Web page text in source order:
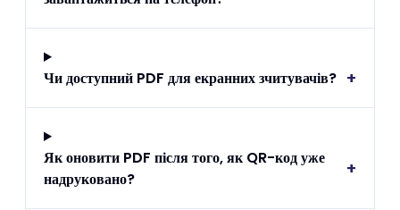
Чи доступний PDF для екранних зчитувачів? +
Як оновити PDF після того, як QR-код уже
надруковано?
+